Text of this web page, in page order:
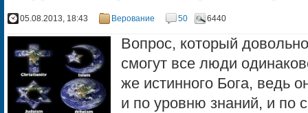
05.08.2013, 18:43 Верование 50 6440
Вопрос, который
смогут все люди
же истинного Бога, ведь
и по уровню знаний, и по